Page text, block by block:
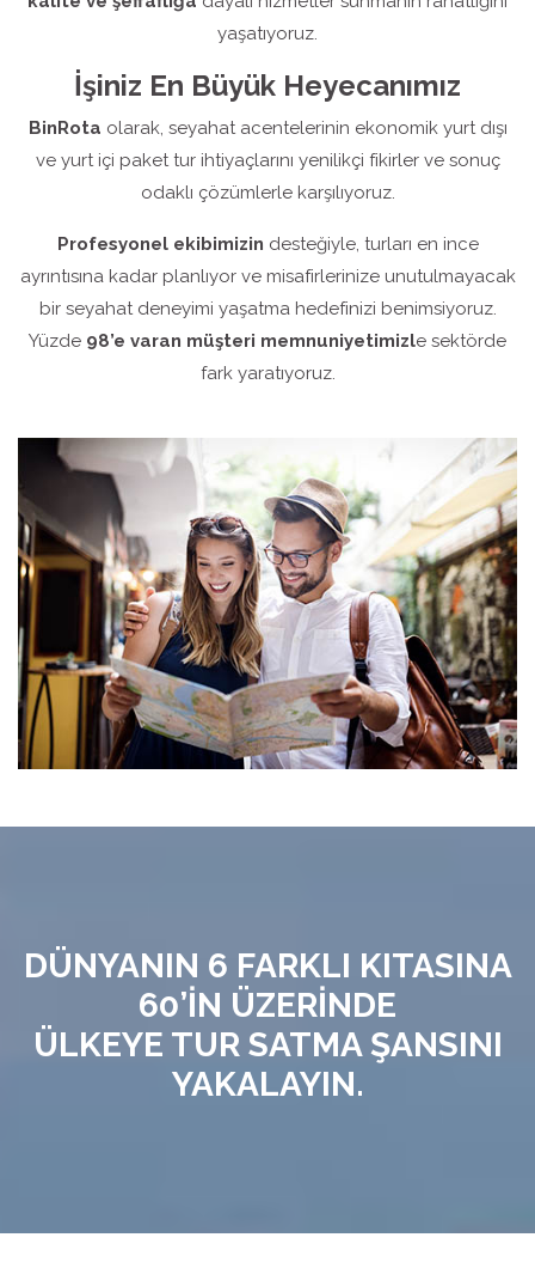
yaşatıyoruz.
İşiniz En Büyük Heyecanımız
BinRota olarak, seyahat acentelerinin ekonomik yurt dışı
ve yurt içi paket tur ihtiyaçlarını yenilikçi fikirler ve sonuç
odaklı çözümlerle karşılıyoruz.
Profesyonel ekibimizin desteğiyle, turları en ince
ayrıntısına kadar planlıyor ve misafirlerinize unutulmayacak
bir seyahat deneyimi yaşatma hedefinizi benimsiyoruz.
Yüzde 98’e varan müşteri memnuniyetimizle sektörde
fark yaratıyoruz.
DÜNYANIN 6 FARKLI KITASINA
60’İN ÜZERİNDE
ÜLKEYE TUR SATMA ŞANSINI
YAKALAYIN.